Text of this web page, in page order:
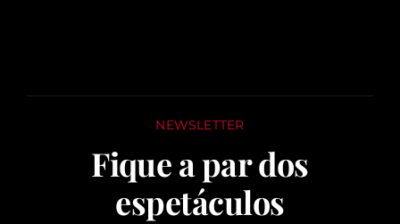
NEWSLETTER
Fique a par dos
espetáculos